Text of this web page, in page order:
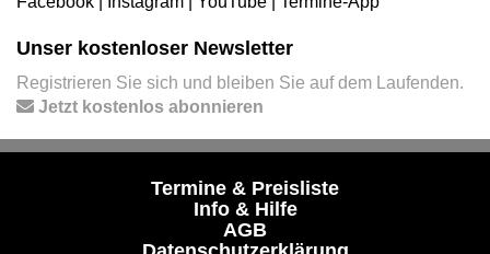
Unser kostenloser Newsletter
Registrieren Sie sich und bleiben Sie auf dem Laufenden.
Jetzt kostenlos abonnieren
Termine & Preisliste
Info & Hilfe
AGB